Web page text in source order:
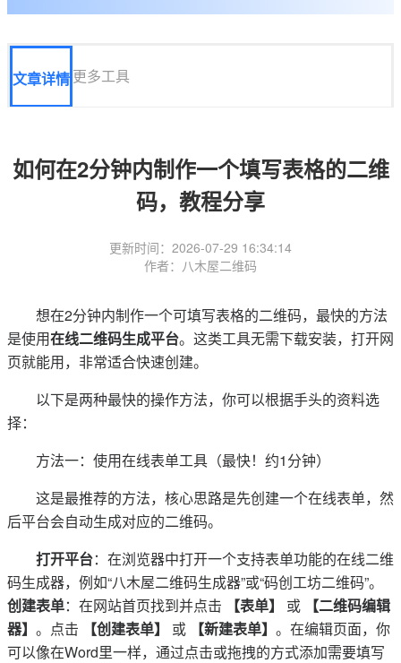
文章详情更多工具
如何在2分钟内制作一个填写表格的二维
码，教程分享
更新时间：2026-07-29 16:34:14
作者：八木屋二维码
想在2分钟内制作一个可填写表格的二维码，最快的方法
是使用在线二维码生成平台。这类工具无需下载安装，打开网
页就能用，非常适合快速创建。
以下是两种最快的操作方法，你可以根据手头的资料选
择：
方法一：使用在线表单工具（最快！约1分钟）
这是最推荐的方法，核心思路是先创建一个在线表单，然
后平台会自动生成对应的二维码。
打开平台：在浏览器中打开一个支持表单功能的在线二维
码生成器，例如“八木屋二维码生成器”或“码创工坊二维码”。
创建表单：在网站首页找到并点击 【表单】 或
【二维码编辑
器】 。点击 【创建表单】 或 【新建表单】 。在编辑页面，你
可以像在Word里一样，通过点击或拖拽的方式添加需要填写